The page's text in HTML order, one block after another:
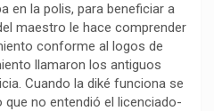
en la polis, para beneficiar a
maestro le hace comprender
conforme al logos de
llamaron los antiguos
Cuando la diké funciona se
no entendió el licenciado-